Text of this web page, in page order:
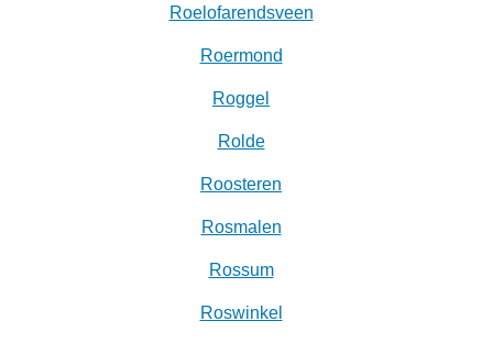
Roelofarendsveen
Roermond
Roggel
Rolde
Roosteren
Rosmalen
Rossum
Roswinkel